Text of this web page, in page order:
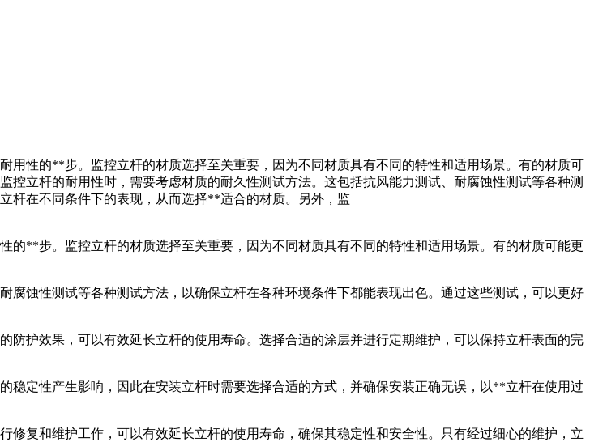
性的**步。监控立杆的材质选择至关重要，因为不同材质具有不同的特性和适用场景。有的材质可
立杆的耐用性时，需要考虑材质的耐久性测试方法。这包括抗风能力测试、耐腐蚀性测试等各种测
杆在不同条件下的表现，从而选择**适合的材质。另外，监
的**步。监控立杆的材质选择至关重要，因为不同材质具有不同的特性和适用场景。有的材质可能更
蚀性测试等各种测试方法，以确保立杆在各种环境条件下都能表现出色。通过这些测试，可以更好
护效果，可以有效延长立杆的使用寿命。选择合适的涂层并进行定期维护，可以保持立杆表面的完
定性产生影响，因此在安装立杆时需要选择合适的方式，并确保安装正确无误，以**立杆在使用过
复和维护工作，可以有效延长立杆的使用寿命，确保其稳定性和安全性。只有经过细心的维护，立